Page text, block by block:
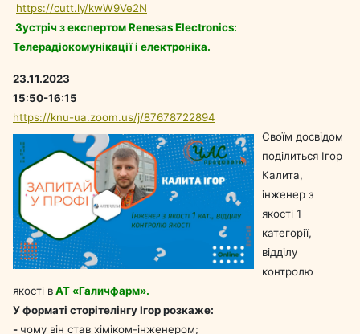
https://cutt.ly/kwW9Ve2N
Зустріч з експертом Renesas Electronics:
Телерадіокомунікації і електроніка.
23.11.2023
15:50-16:15
https://knu-ua.zoom.us/j/87678722894
Своїм досвідом
поділиться Ігор
Калита,
інженер з
якості 1
категорії,
відділу
контролю
якості вАТ «Галичфарм».
У форматі сторітелінгу Ігор розкаже:
- чому він став хіміком-інженером;